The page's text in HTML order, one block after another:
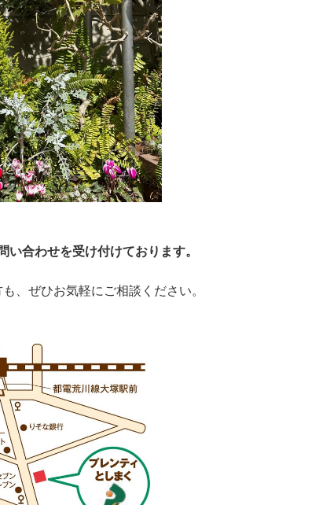
合わせを受け付けております。
、ぜひお気軽にご相談ください。